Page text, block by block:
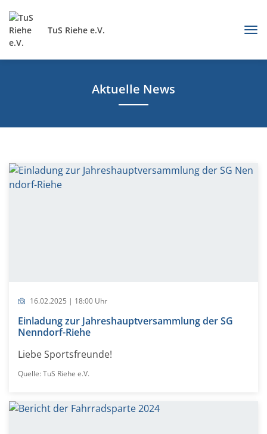
TuS Riehe e.V.
Aktuelle News
16.02.2025 | 18:00 Uhr
Einladung zur Jahreshauptversammlung der SG
Nenndorf-Riehe
Liebe Sportsfreunde!
Quelle: TuS Riehe e.V.